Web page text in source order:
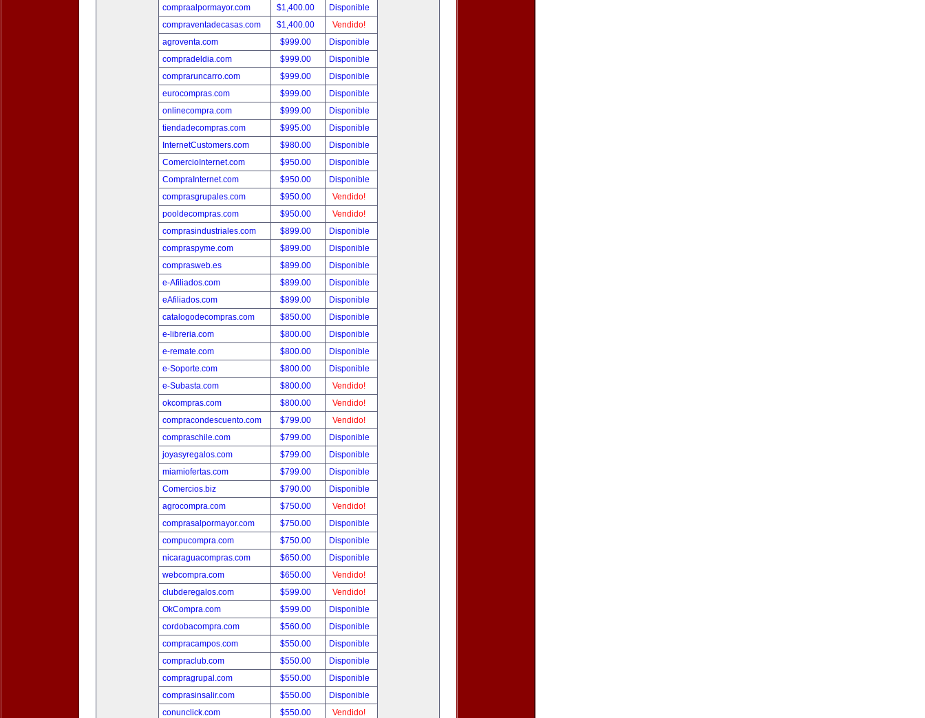
compraalpormayor.com
$1,400.00
Disponible
compraventadecasas.com
$1,400.00
Vendido!
agroventa.com
$999.00
Disponible
compradeldia.com
$999.00
Disponible
compraruncarro.com
$999.00
Disponible
eurocompras.com
$999.00
Disponible
onlinecompra.com
$999.00
Disponible
tiendadecompras.com
$995.00
Disponible
InternetCustomers.com
$980.00
Disponible
ComercioInternet.com
$950.00
Disponible
CompraInternet.com
$950.00
Disponible
comprasgrupales.com
$950.00
Vendido!
pooldecompras.com
$950.00
Vendido!
comprasindustriales.com
$899.00
Disponible
compraspyme.com
$899.00
Disponible
comprasweb.es
$899.00
Disponible
e-Afiliados.com
$899.00
Disponible
eAfiliados.com
$899.00
Disponible
catalogodecompras.com
$850.00
Disponible
e-libreria.com
$800.00
Disponible
e-remate.com
$800.00
Disponible
e-Soporte.com
$800.00
Disponible
e-Subasta.com
$800.00
Vendido!
okcompras.com
$800.00
Vendido!
compracondescuento.com
$799.00
Vendido!
compraschile.com
$799.00
Disponible
joyasyregalos.com
$799.00
Disponible
miamiofertas.com
$799.00
Disponible
Comercios.biz
$790.00
Disponible
agrocompra.com
$750.00
Vendido!
comprasalpormayor.com
$750.00
Disponible
compucompra.com
$750.00
Disponible
nicaraguacompras.com
$650.00
Disponible
webcompra.com
$650.00
Vendido!
clubderegalos.com
$599.00
Vendido!
OkCompra.com
$599.00
Disponible
cordobacompra.com
$560.00
Disponible
compracampos.com
$550.00
Disponible
compraclub.com
$550.00
Disponible
compragrupal.com
$550.00
Disponible
comprasinsalir.com
$550.00
Disponible
conunclick.com
$550.00
Vendido!